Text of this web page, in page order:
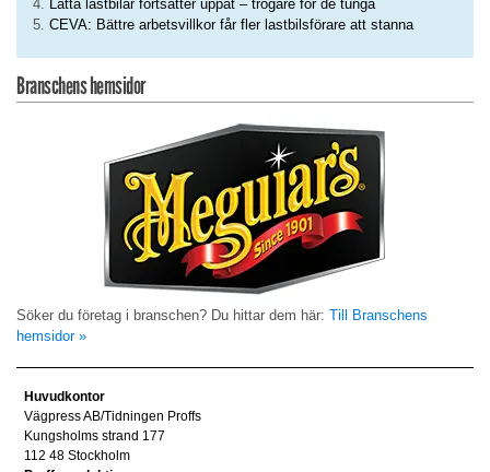
Lätta lastbilar fortsätter uppåt – trögare för de tunga
CEVA: Bättre arbetsvillkor får fler lastbilsförare att stanna
Branschens hemsidor
Söker du företag i branschen? Du hittar dem här: Till Branschens
hemsidor »
Huvudkontor
Vägpress AB/Tidningen Proffs
Kungsholms strand 177
112 48 Stockholm